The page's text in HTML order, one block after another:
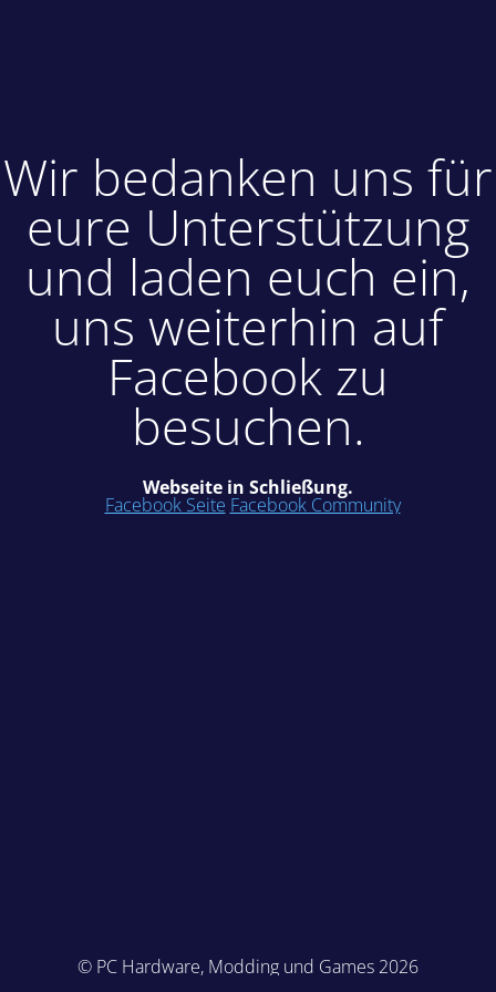
Wir bedanken uns für
eure Unterstützung
und laden euch ein,
uns weiterhin auf
Facebook zu
besuchen.
Webseite in Schließung.
Facebook Seite Facebook Community
© PC Hardware, Modding und Games 2026